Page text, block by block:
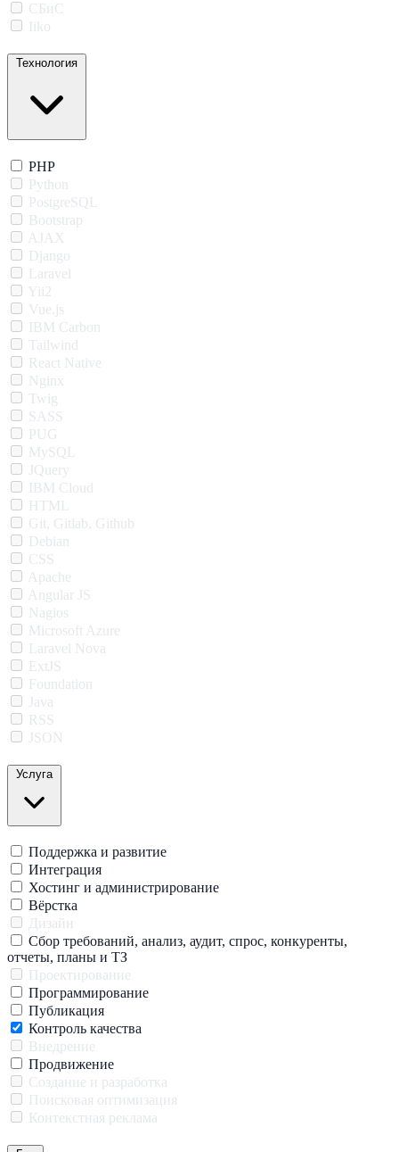
СБиС
Iiko
Технология
PHP
Python
PostgreSQL
Bootstrap
AJAX
Django
Laravel
Yii2
Vue.js
IBM Carbon
Tailwind
React Native
Nginx
Twig
SASS
PUG
MySQL
JQuery
IBM Cloud
HTML
Git, Gitlab, Github
Debian
CSS
Apache
Angular JS
Nagios
Microsoft Azure
Laravel Nova
ExtJS
Foundation
Java
RSS
JSON
Услуга
Поддержка и развитие
Интеграция
Хостинг и администрирование
Вёрстка
Дизайн
Сбор требований, анализ, аудит, спрос, конкуренты,
отчеты, планы и ТЗ
Проектирование
Программирование
Публикация
Контроль качества
Внедрение
Продвижение
Создание и разработка
Поисковая оптимизация
Контекстная реклама